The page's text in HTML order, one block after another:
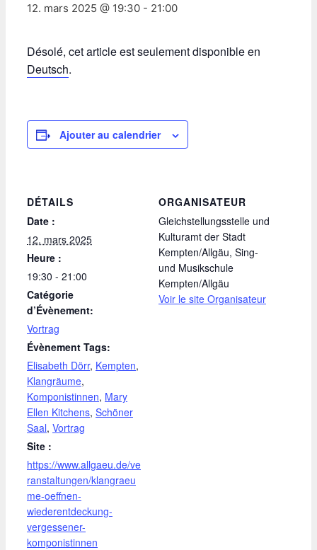
12. mars 2025 @ 19:30 - 21:00
Désolé, cet article est seulement disponible en
Deutsch.
Ajouter au calendrier
DÉTAILS
Date :
12. mars 2025
Heure :
19:30 - 21:00
Catégorie
d’Évènement:
Vortrag
Évènement Tags:
Elisabeth Dörr, Kempten,
Klangräume,
Komponistinnen, Mary
Ellen Kitchens, Schöner
Saal, Vortrag
Site :
https://www.allgaeu.de/ve
ranstaltungen/klangraeu
me-oeffnen-
wiederentdeckung-
vergessener-
komponistinnen
ORGANISATEUR
Gleichstellungsstelle und
Kulturamt der Stadt
Kempten/Allgäu, Sing-
und Musikschule
Kempten/Allgäu
Voir le site Organisateur